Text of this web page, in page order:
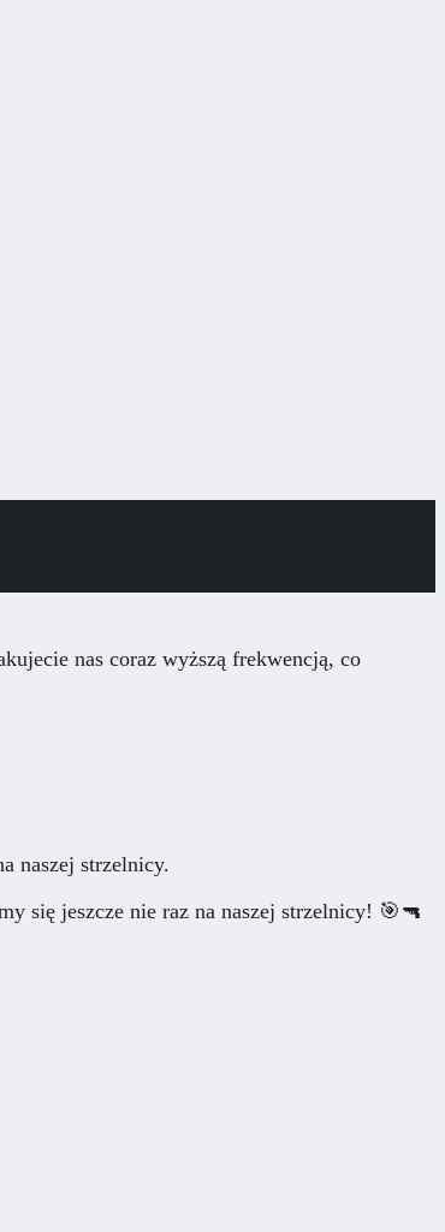
nas coraz wyższą frekwencją, co
naszej strzelnicy.
się jeszcze nie raz na naszej strzelnicy! 🎯🔫